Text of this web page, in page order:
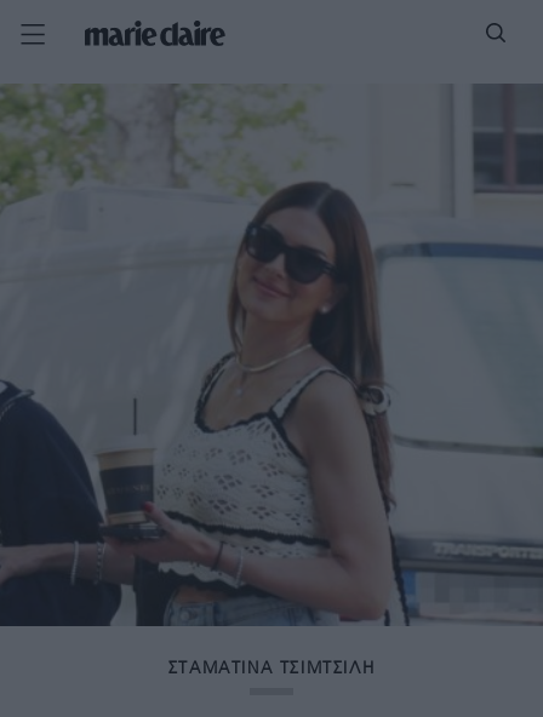
ΣΤΑΜΑΤΙΝΑ ΤΣΙΜΤΣΙΛΗ